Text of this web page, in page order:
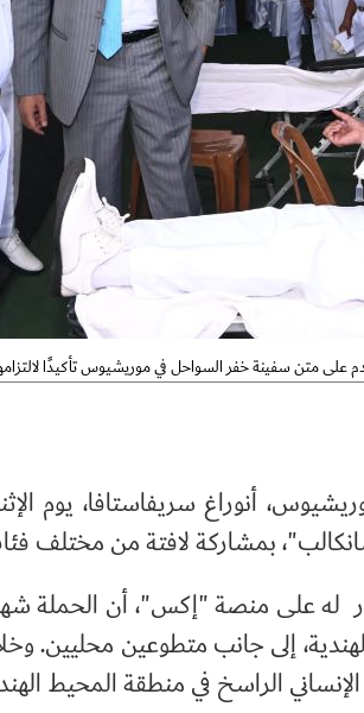
على متن سفينة خفر السواحل في موريشيوس تأكيدًا
أنوراغ سريفاستافا، يوم
بمشاركة لافتة من مختلف
له على منصة "إكس"، أن الحملة
إلى جانب متطوعين محليين.
الإنساني الراسخ في منطقة المحيط